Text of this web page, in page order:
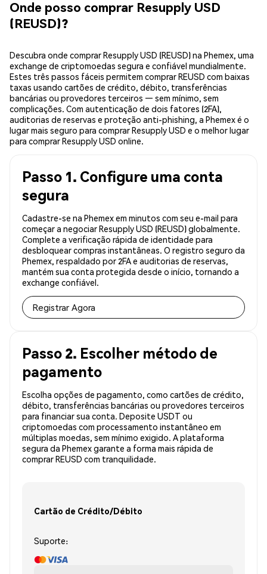
Onde posso comprar Resupply USD
(REUSD)?
Descubra onde comprar Resupply USD (REUSD) na Phemex, uma
exchange de criptomoedas segura e confiável mundialmente.
Estes três passos fáceis permitem comprar REUSD com baixas
taxas usando cartões de crédito, débito, transferências
bancárias ou provedores terceiros — sem mínimo, sem
complicações. Com autenticação de dois fatores (2FA),
auditorias de reservas e proteção anti-phishing, a Phemex é o
lugar mais seguro para comprar Resupply USD e o melhor lugar
para comprar Resupply USD online.
Passo 1. Configure uma conta
segura
Cadastre-se na Phemex em minutos com seu e-mail para
começar a negociar Resupply USD (REUSD) globalmente.
Complete a verificação rápida de identidade para
desbloquear compras instantâneas. O registro seguro da
Phemex, respaldado por 2FA e auditorias de reservas,
mantém sua conta protegida desde o início, tornando a
exchange confiável.
Registrar Agora
Passo 2. Escolher método de
pagamento
Escolha opções de pagamento, como cartões de crédito,
débito, transferências bancárias ou provedores terceiros
para financiar sua conta. Deposite USDT ou
criptomoedas com processamento instantâneo em
múltiplas moedas, sem mínimo exigido. A plataforma
segura da Phemex garante a forma mais rápida de
comprar REUSD com tranquilidade.
Cartão de Crédito/Débito
Suporte: